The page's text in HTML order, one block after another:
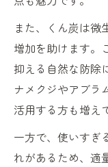
また、くん炭は微
増加を助けます。
抑える自然な防除
ナメクジやアブラ
活用する方も増え
一方で、使いすぎ
れがあるため、適